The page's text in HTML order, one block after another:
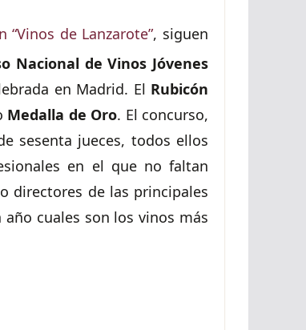
de Lanzarote”, siguen
Nacional deVinos Jóvenes
en Madrid. El Rubicón
Medalla de Oro. El concurso,
sesenta jueces, todos ellos
en el que no faltan
directores de las principales
año cuales son los vinos más